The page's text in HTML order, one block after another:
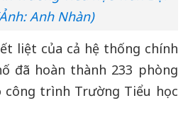
Anh Nhàn)
liệt của cả hệ thống chính
đã hoàn thành 233 phòng
công trình Trường Tiểu học